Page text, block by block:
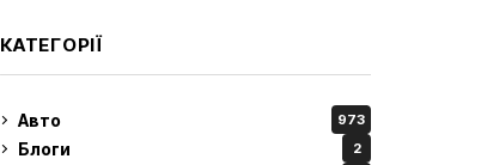
КАТЕГОРІЇ
Авто 973
Блоги 2